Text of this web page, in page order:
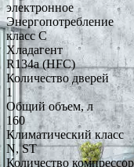
электронное
Энергопотребление
класс C
Хладагент
R134a (HFC)
Количество дверей
1
Общий объем, л
160
Климатический класс
N, ST
Количество